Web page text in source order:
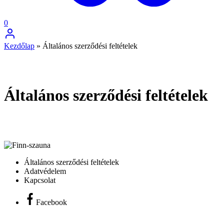
0
Kezdőlap » Általános szerződési feltételek
Általános szerződési feltételek
Általános szerződési feltételek
Adatvédelem
Kapcsolat
Facebook